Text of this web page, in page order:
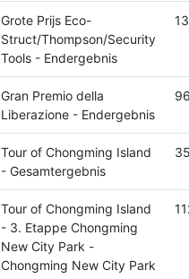
Grote Prijs Eco-
Struct/Thompson/Security
Tools - Endergebnis
Gran Premio della
Liberazione - Endergebnis
Tour of Chongming Island
- Gesamtergebnis
Tour of Chongming Island
- 3. Etappe Chongming
New City Park -
Chongming New City Park